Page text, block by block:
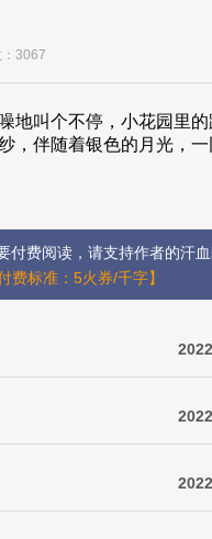
3067
不停，小花园里的路
伴随着银色的月光，
付费阅读，请支持作者的汗血
付费标准：5火券/千字】